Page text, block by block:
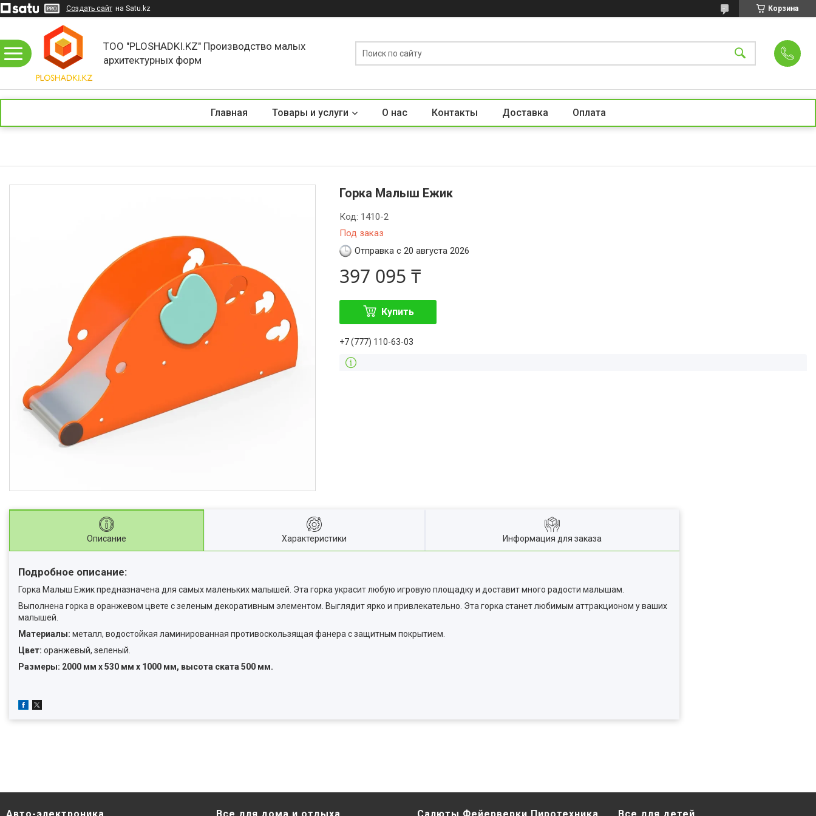
Создать сайт на Satu.kz Корзина
ТОО "PLOSHADKI.KZ" Производство малых
архитектурных форм
Главная Товары и услуги О нас Контакты Доставка Оплата
Горка Малыш Ежик
Под заказ
Код: 1410-2
Отправка с 20 августа 2026
397 095 ₸
Купить
+7 (777) 110-63-03
Описание Характеристики Информация для заказа
Подробное описание:
Горка Малыш Ежик предназначена для самых маленьких малышей. Эта горка украсит любую игровую площадку и доставит много радости малышам.
Выполнена горка в оранжевом цвете с зеленым декоративным элементом. Выглядит ярко и привлекательно. Эта горка станет любимым аттракционом у ваших
малышей.
Материалы: металл, водостойкая ламинированная противоскользящая фанера с защитным покрытием.
Цвет: оранжевый, зеленый.
Размеры: 2000 мм х 530 мм х 1000 мм, высота ската 500 мм.